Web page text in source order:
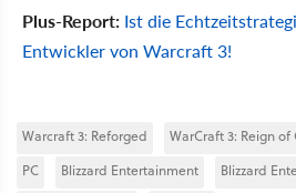
Plus-Report: Ist die
Entwickler von Warcraft 3!
Warcraft 3: Reforged WarCraft 3: Reign of
PC
Blizzard Entertainment
Blizzard